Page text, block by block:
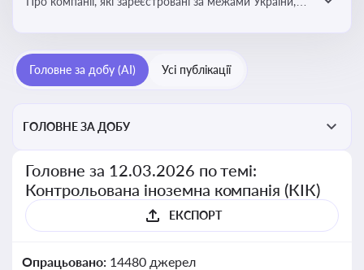
органами України щодо своїх доходів і витрат
Головне за добу (AI) Усі публікації
ГОЛОВНЕ ЗА ДОБУ
Головне за 12.03.2026 по темі:
Контрольована іноземна компанія (КІК)
ЕКСПОРТ
Опрацьовано: 14480 джерел